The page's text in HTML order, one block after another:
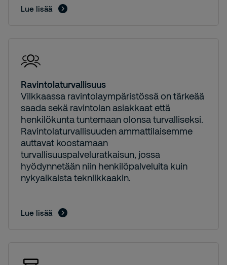
Lue lisää
Ravintolaturvallisuus
Vilkkaassa ravintolaympäristössä on tärkeää
saada sekä ravintolan asiakkaat että
henkilökunta tuntemaan olonsa turvalliseksi.
Ravintolaturvallisuuden ammattilaisemme
auttavat koostamaan
turvallisuuspalveluratkaisun, jossa
hyödynnetään niin henkilöpalveluita kuin
nykyaikaista tekniikkaakin.
Lue lisää